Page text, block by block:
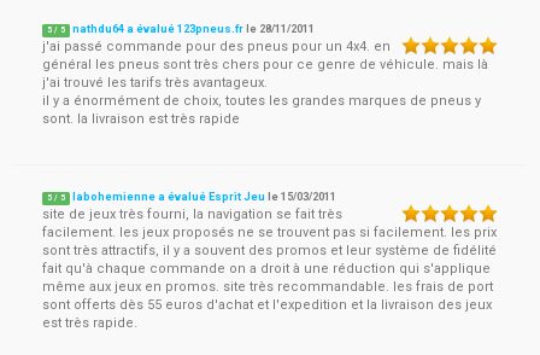
5 / 5 nathdu64 a évalué 123pneus.fr le 28/11/2011
j'ai passé commande pour des pneus pour un 4x4. en
général les pneus sont très chers pour ce genre de véhicule. mais là
j'ai trouvé les tarifs très avantageux.
il y a énormément de choix, toutes les grandes marques de pneus y
sont. la livraison est très rapide
5 / 5 labohemienne a évalué Esprit Jeu le15/03/2011
site de jeux très fourni, la navigation se fait très
facilement. les jeux proposés ne se trouvent pas si facilement. les prix
sont très attractifs, il y a souvent des promos et leur système de fidélité
fait qu'à chaque commande on a droit à une réduction qui s'applique
même aux jeux en promos. site très recommandable. les frais de port
sont offerts dès 55 euros d'achat et l'expedition et la livraison des jeux
est très rapide.